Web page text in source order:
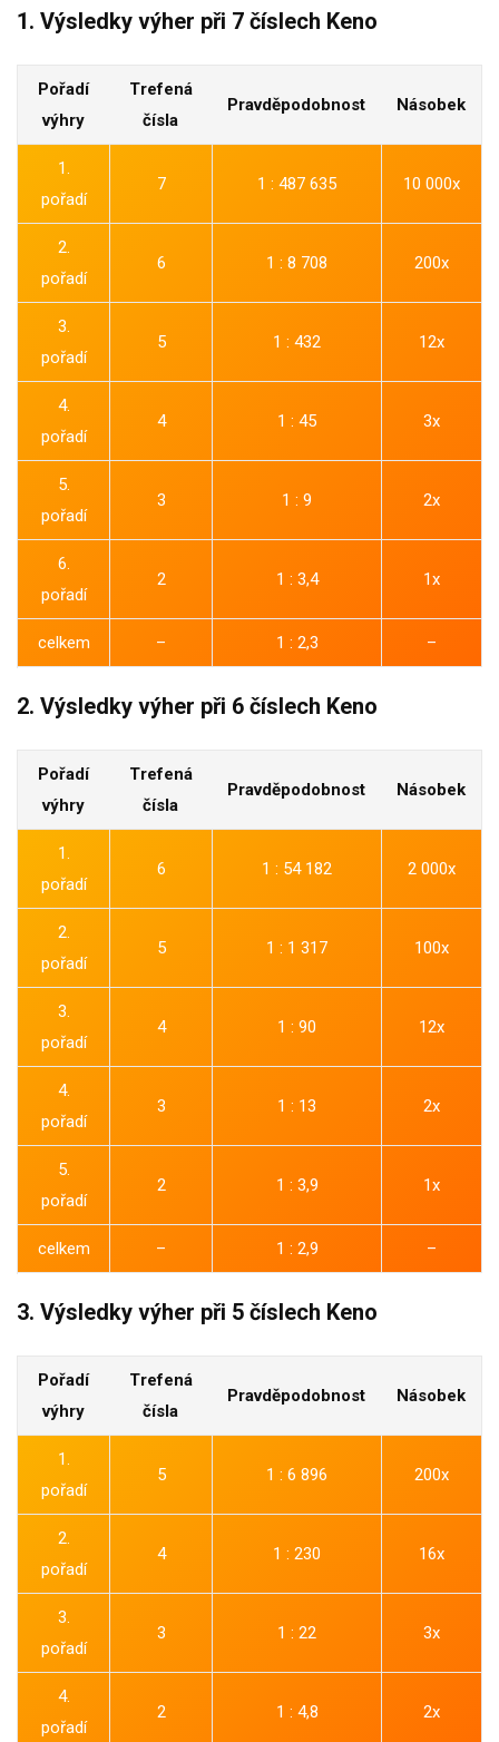
1. Výsledky výher při 7 číslech Keno
Pořadí
výhry
Trefená
čísla
Pravděpodobnost Násobek
1.
pořadí
7 1 : 487 635 10 000x
2.
pořadí
6 1 : 8 708 200x
3.
pořadí
5 1 : 432 12x
4.
pořadí
4 1 : 45 3x
5.
pořadí
3 1 : 9 2x
6.
pořadí
2 1 : 3,4 1x
celkem – 1 : 2,3 –
2. Výsledky výher při 6 číslech Keno
Pořadí
výhry
Trefená
čísla
Pravděpodobnost Násobek
1.
pořadí
6 1 : 54 182 2 000x
2.
pořadí
5 1 : 1 317 100x
3.
pořadí
4 1 : 90 12x
4.
pořadí
3 1 : 13 2x
5.
pořadí
2 1 : 3,9 1x
celkem – 1 : 2,9 –
3. Výsledky výher při 5 číslech Keno
Pořadí
výhry
Trefená
čísla
Pravděpodobnost Násobek
1.
pořadí
5 1 : 6 896 200x
2.
pořadí
4 1 : 230 16x
3.
pořadí
3 1 : 22 3x
4.
pořadí
2 1 : 4,8 2x